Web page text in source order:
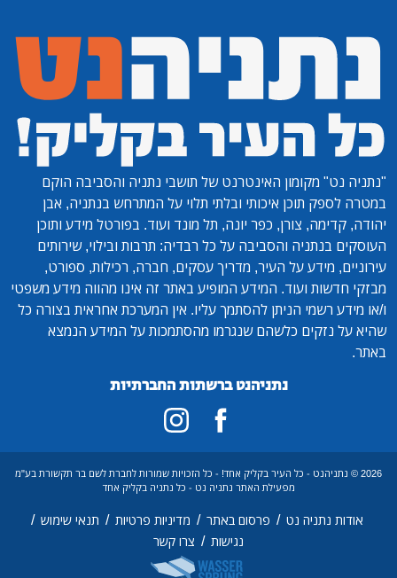
"נתניה נט" מקומון האינטרנט של תושבי נתניה והסביבה הוקם
במטרה לספק תוכן איכותי ובלתי תלוי על המתרחש בנתניה, אבן
יהודה, קדימה, צורן, כפר יונה, תל מונד ועוד. בפורטל מידע ותוכן
העוסקים בנתניה והסביבה על כל רבדיה: תרבות ובילוי, שירותים
עירוניים, מידע על העיר, מדריך עסקים, חברה, רכילות, ספורט,
מבזקי חדשות ועוד. המידע המופיע באתר זה אינו מהווה מידע משפטי
ו/או מידע רשמי הניתן להסתמך עליו. אין המערכת אחראית בצורה כל
שהיא על נזקים כלשהם שנגרמו מהסתמכות על המידע הנמצא
באתר.
נתניהנט ברשתות החברתיות
2026 © נתניהנט - כל העיר בקליק אחד! - כל הזכויות שמורות לחברת לשם בר תקשורת בע"מ
מפעילת האתר נתניה נט - כל נתניה בקליק אחד
אודות נתניה נט / פרסום באתר / מדיניות פרטיות / תנאי שימוש /
נגישות / צרו קשר